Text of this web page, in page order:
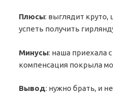
Плюсы: выглядит круто,
успеть получить
Минусы: наша приехала
компенсация покрыла
Вывод: нужно брать, и